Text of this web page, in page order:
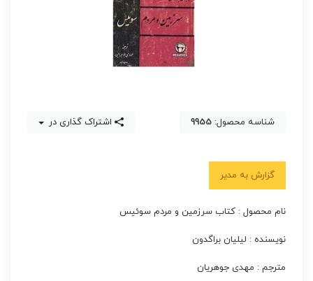
شناسه محصول: 9955 اشتراک گذاری در
گزارش به مدیر
نام محصول : کتاب سرزمین و مردم سوئیس
نویسنده : لیلیان براگدون
مترجم : مهدی جوهریان